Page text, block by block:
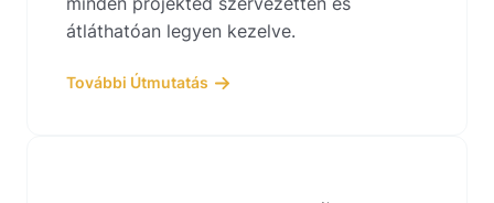
átláthatóan legyen kezelve.
További Útmutatás